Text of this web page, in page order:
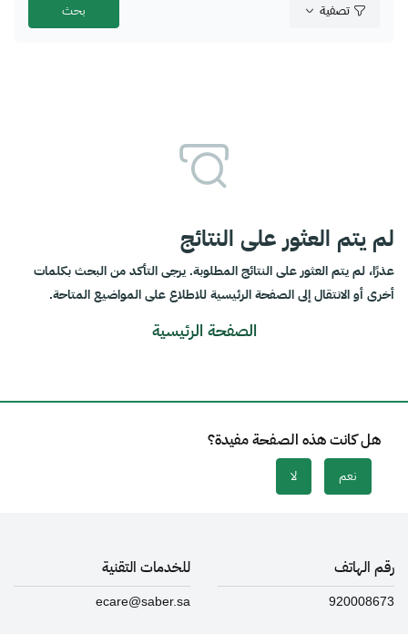
تصفية
لم يتم العثور على النتائج
عذرًا، لم يتم العثور على النتائج المطلوبة. يرجى التأكد من البحث بكلمات
أخرى أو الانتقال إلى الصفحة الرئيسية للاطلاع على المواضيع المتاحة.
الصفحة الرئيسية
هل كانت هذه الصفحة مفيدة؟
نعم لا
رقم الهاتف
920008673
للخدمات التقنية
ecare@saber.sa